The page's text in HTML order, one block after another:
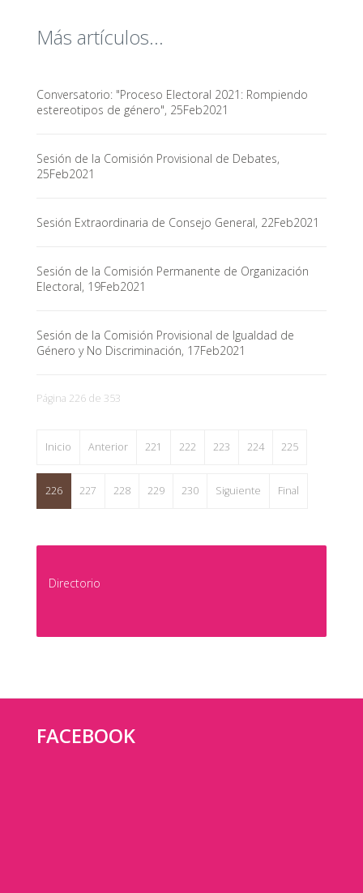
Más artículos...
Conversatorio: "Proceso Electoral 2021: Rompiendo
estereotipos de género", 25Feb2021
Sesión de la Comisión Provisional de Debates,
25Feb2021
Sesión Extraordinaria de Consejo General, 22Feb2021
Sesión de la Comisión Permanente de Organización
Electoral, 19Feb2021
Sesión de la Comisión Provisional de Igualdad de
Género y No Discriminación, 17Feb2021
Página 226 de 353
Inicio Anterior 221 222 223 224 225
226 227 228 229 230 Siguiente Final
Directorio
FACEBOOK